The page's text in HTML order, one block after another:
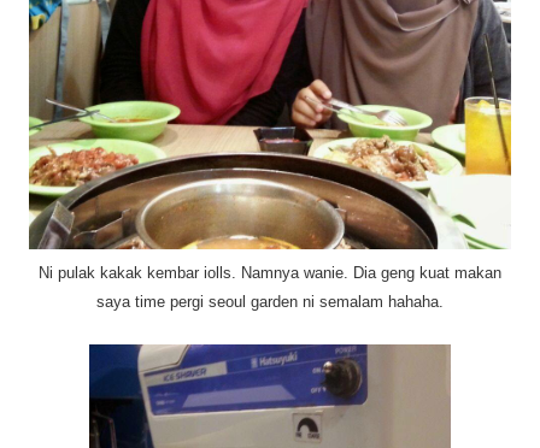
Ni pulak kakak kembar iolls. Namnya wanie. Dia geng kuat makan
saya time pergi seoul garden ni semalam hahaha.